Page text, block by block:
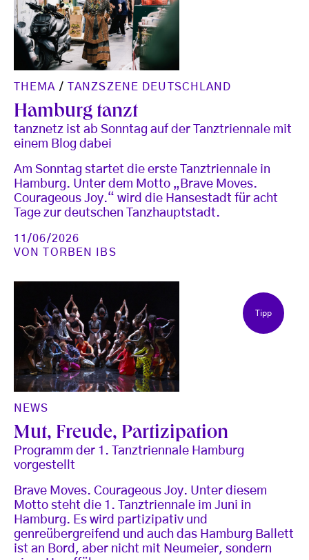
THEMA / TANZSZENE DEUTSCHLAND
Hamburg tanzt
tanznetz ist ab Sonntag auf der Tanztriennale mit
einem Blog dabei
Am Sonntag startet die erste Tanztriennale in
Hamburg. Unter dem Motto „Brave Moves.
Courageous Joy.“ wird die Hansestadt für acht
Tage zur deutschen Tanzhauptstadt.
11/06/2026
VON
TORBEN IBS
Tipp
NEWS
Mut, Freude, Partizipation
Programm der 1. Tanztriennale Hamburg
vorgestellt
Brave Moves. Courageous Joy. Unter diesem
Motto steht die 1. Tanztriennale im Juni in
Hamburg. Es wird partizipativ und
genreübergreifend und auch das Hamburg Ballett
ist an Bord, aber nicht mit Neumeier, sondern